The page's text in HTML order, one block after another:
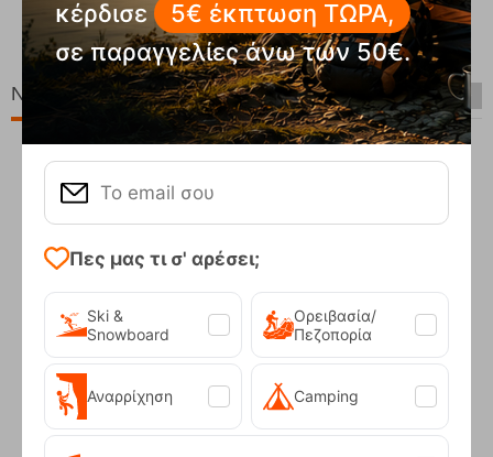
€
Κωδικός: FRE-19704
Άμεσαδιαθέσιμο 119,90 €
Νέες Παραλαβές
Compact Ocean Blue Τηλεσκοπικά Μπατόν Πεζ...
62,50 €
κέρδισε
5€ έκπτωση ΤΩΡΑ,
σε παραγγελίες άνω των 50€.
Πες μας τι σ' αρέσει;
Ski &
Snowboard
Ορειβασία/
Πεζοπορία
Αναρρίχηση Camping